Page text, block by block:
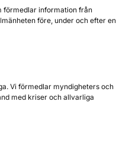
förmedlar information från
före, under och efter en
Vi förmedlar myndigheters och
med kriser och allvarliga